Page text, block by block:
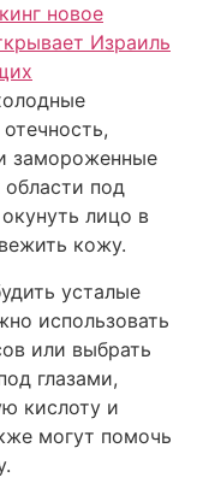
новое
Израиль
замороженные
под
лицо в
кожу.
усталые
использовать
или выбрать
глазами,
кислоту и
могут помочь